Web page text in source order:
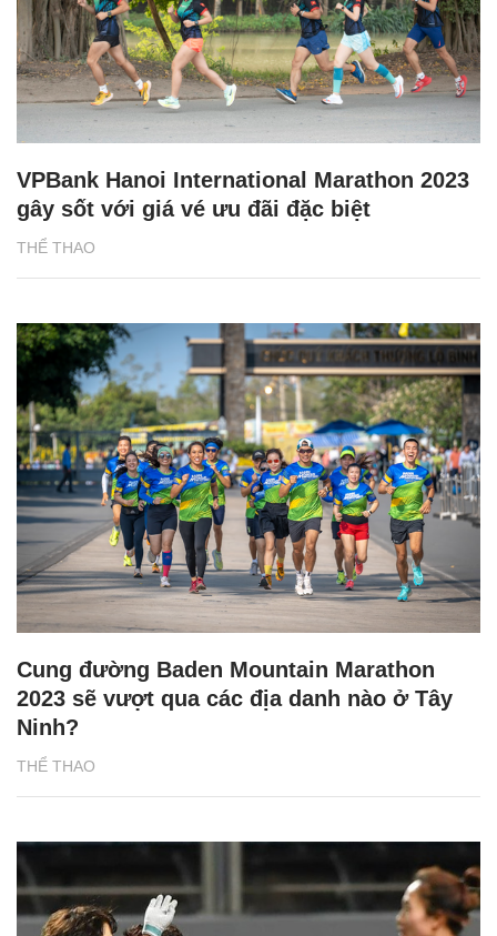
THỂ THAO
VPBank Hanoi International Marathon 2023
gây sốt với giá vé ưu đãi đặc biệt
THỂ THAO
Cung đường Baden Mountain Marathon
2023 sẽ vượt qua các địa danh nào ở Tây
Ninh?